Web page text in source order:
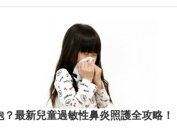
最新兒童過敏性鼻炎照護全攻略！